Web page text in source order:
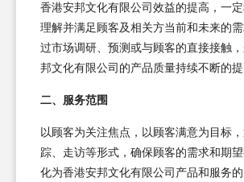
香港安邦文化有限公司效益的提高，一
理解并满足顾客及相关方当前和未来的
过市场调研、预测或与顾客的直接接触
邦文化有限公司的产品质量持续不断的提
二、服务范围
以顾客为关注焦点，以顾客满意为目标
踪、走访等形式，确保顾客的需求和期
化为香港安邦文化有限公司产品和服务的